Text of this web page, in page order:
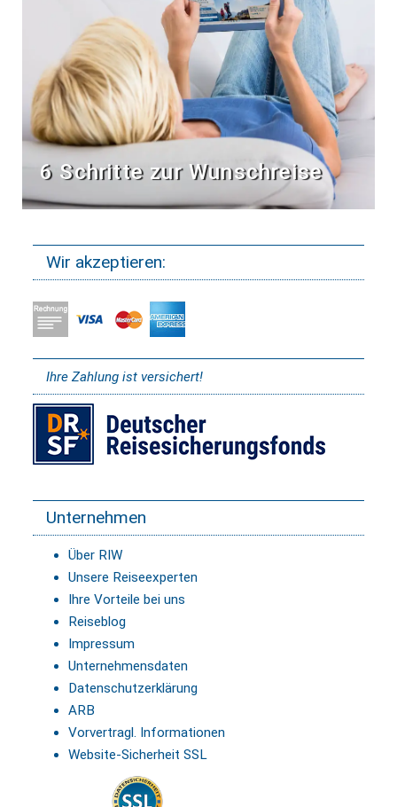
6 Schritte zur Wunschreise
Wir akzeptieren:
Ihre Zahlung ist versichert!
Unternehmen
Über RIW
Unsere Reiseexperten
Ihre Vorteile bei uns
Reiseblog
Impressum
Unternehmensdaten
Datenschutzerklärung
ARB
Vorvertragl. Informationen
Website-Sicherheit SSL